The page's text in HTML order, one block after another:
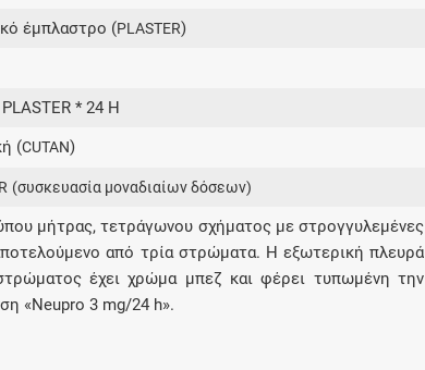
πορείας του Galinos.gr από το 2011 μέχρι
έμπλαστρο (PLASTER)
* 24 H
(CUTAN)
(συσκευασία μοναδιαίων δόσεων)
μήτρας, τετράγωνου σχήματος με στρογγυλεμένες
από τρία στρώματα. Η εξωτερική πλευρά
έχει χρώμα μπεζ και φέρει τυπωμένη την
«Neupro 3 mg/24 h».